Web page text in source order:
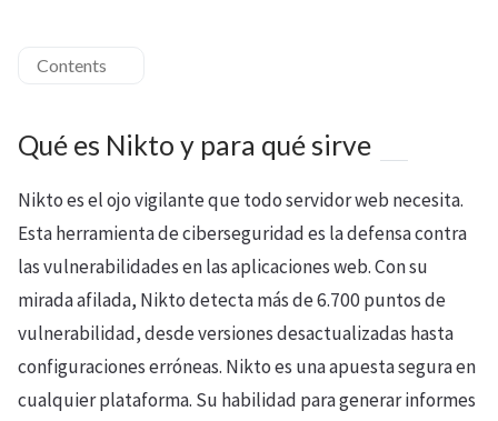
Contents
Qué es Nikto y para qué sirve
Nikto es el ojo vigilante que todo servidor web necesita.
Esta herramienta de ciberseguridad es la defensa contra
las vulnerabilidades en las aplicaciones web. Con su
mirada afilada, Nikto detecta más de 6.700 puntos de
vulnerabilidad, desde versiones desactualizadas hasta
configuraciones erróneas. Nikto es una apuesta segura en
cualquier plataforma. Su habilidad para generar informes